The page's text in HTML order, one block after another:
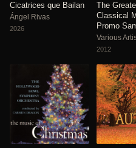
Cicatrices que Bailan
Ángel Rivas
2026
The
Classical
Promo
Various
2012